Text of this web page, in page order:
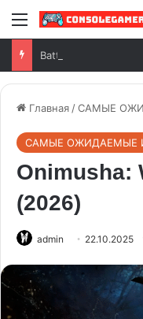
Battlefield 6:
Главная /САМЫЕ
САМЫЕ ОЖИДАЕМЫЕ
Onimusha:
(2026)
admin 22.10.2025